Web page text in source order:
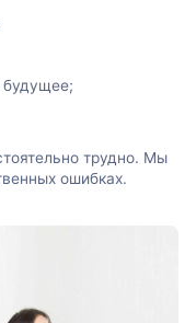
трудно. Мы
ошибках.